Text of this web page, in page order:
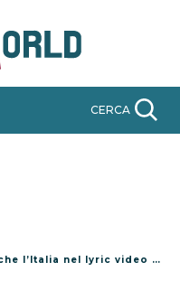
CERCA
nel lyric video di “This Town”